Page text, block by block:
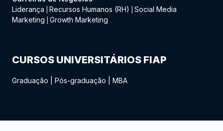
Liderança
Recursos Humanos (RH)
Social Media
Marketing
Growth Marketing
CURSOS UNIVERSITÁRIOS FIAP
Graduação Pós-graduação MBA